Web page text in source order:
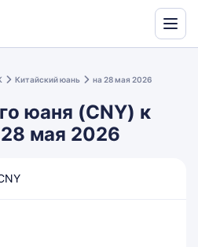
Translate
Китайский юань на 28 мая 2026
юаня (CNY) к
мая 2026